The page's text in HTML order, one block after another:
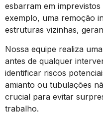
esbarram em
exemplo, uma remoção
estruturas vizinhas,
Nossa equipe realiza uma
antes de qualquer
identificar riscos
amianto ou tubulações
crucial para evitar
trabalho.